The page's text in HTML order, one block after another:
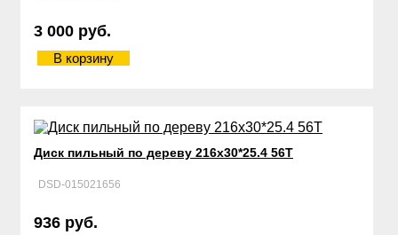
3 000 руб.
В корзину
Диск пильный по дереву 216х30*25.4 56Т
DSD-015021656
936 руб.